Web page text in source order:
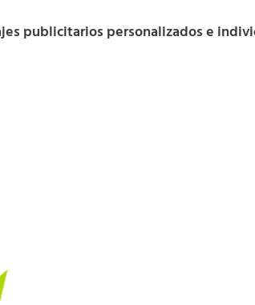
publicitarios personalizados e